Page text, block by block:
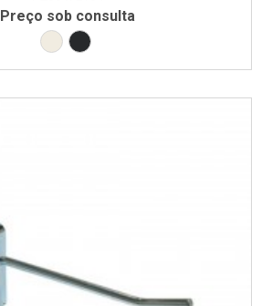
Preço sob consulta
Branco RAL9010
Preto RAL9005